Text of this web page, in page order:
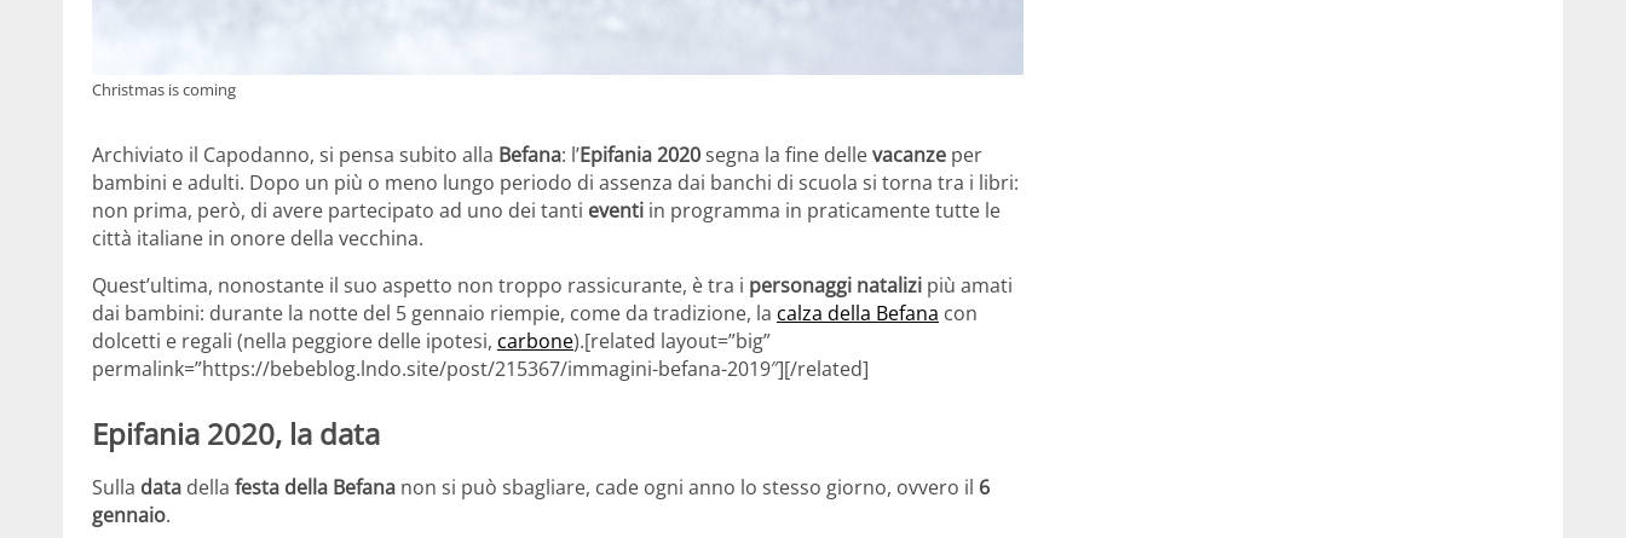
Christmas is coming
Archiviato il Capodanno, si pensa subito alla Befana: l’Epifania 2020segna la fine dellevacanze per
bambini e adulti. Dopo un più o meno lungo periodo di assenza dai banchi di scuola si torna tra i libri:
non prima, però, di avere partecipato ad uno dei tanti eventi in programma in praticamente tutte le
città italiane in onore della vecchina.
Quest’ultima, nonostante il suo aspetto non troppo rassicurante, è tra i personaggi natalizi più amati
dai bambini: durante la notte del 5 gennaio riempie, come da tradizione, la calza della Befana con
dolcetti e regali (nella peggiore delle ipotesi, carbone).[related layout=”big”
permalink=”https://bebeblog.lndo.site/post/215367/immagini-befana-2019″][/related]
Epifania 2020, la data
Sulla data della festa della Befana non si può sbagliare, cade ogni anno lo stesso giorno, ovvero il 6
gennaio.